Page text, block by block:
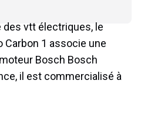
des vtt électriques, le
Carbon 1 associe une
Bosch Bosch
il est commercialisé à